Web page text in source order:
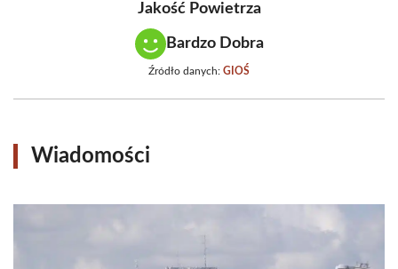
Jakość Powietrza
Bardzo Dobra
Źródło danych: GIOŚ
Wiadomości